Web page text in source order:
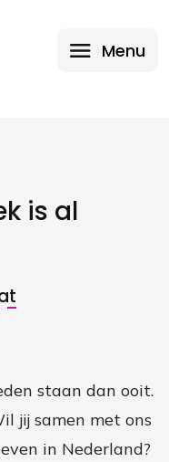
Menu
is al
staan dan ooit.
jij samen met ons
in Nederland?